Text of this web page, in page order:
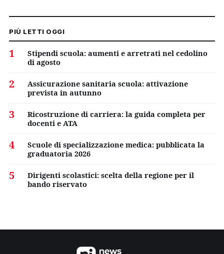
PIÙ LETTI OGGI
1
Stipendi scuola: aumenti e arretrati nel cedolino
di agosto
2
Assicurazione sanitaria scuola: attivazione
prevista in autunno
3
Ricostruzione di carriera: la guida completa per
docenti e ATA
4
Scuole di specializzazione medica: pubblicata la
graduatoria 2026
5
Dirigenti scolastici: scelta della regione per il
bando riservato